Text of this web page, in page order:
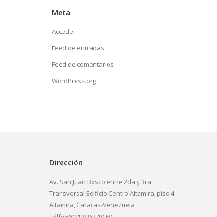
Meta
Acceder
Feed de entradas
Feed de comentarios
WordPress.org
Dirección
Av. San Juan Bosco entre 2da y 3ra
Transversal Edificio Centro Altamira, piso 4
Altamira, Caracas-Venezuela